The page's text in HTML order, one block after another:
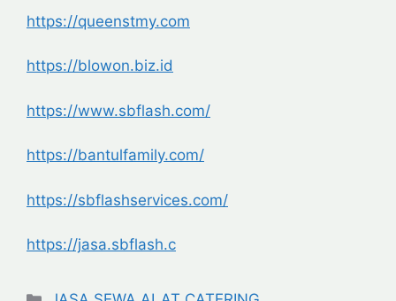
https://queenstmy.com
https://blowon.biz.id
https://www.sbflash.com/
https://bantulfamily.com/
https://sbflashservices.com/
https://jasa.sbflash.c
Categories